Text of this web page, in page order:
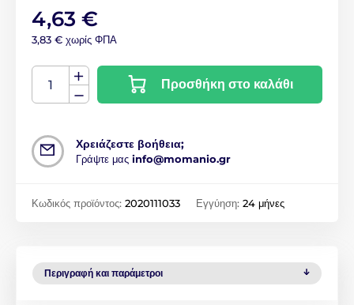
4,63 €
3,83 € χωρίς ΦΠΑ
Προσθήκη στο καλάθι
Χρειάζεστε βοήθεια;
Γράψτε μας info@momanio.gr
Κωδικός προϊόντος: 2020111033 Εγγύηση: 24 μήνες
Περιγραφή και παράμετροι